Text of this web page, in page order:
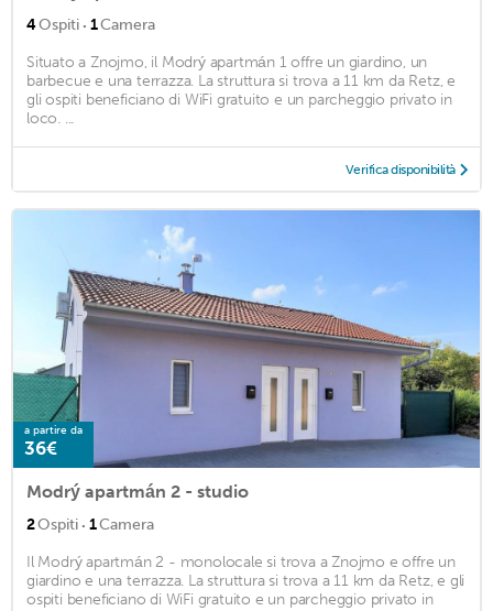
4Ospiti · 1Camera
Situato a Znojmo, il Modrý apartmán 1 offre un giardino, un
barbecue e una terrazza. La struttura si trova a 11 km da Retz, e
gli ospiti beneficiano di WiFi gratuito e un parcheggio privato in
loco. ...
Verifica disponibilità
a partire da
36€
Modrý apartmán 2 - studio
2Ospiti · 1Camera
Il Modrý apartmán 2 - monolocale si trova a Znojmo e offre un
giardino e una terrazza. La struttura si trova a 11 km da Retz, e gli
ospiti beneficiano di WiFi gratuito e un parcheggio privato in